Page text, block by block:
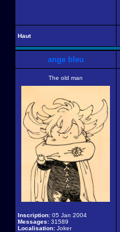
Haut
ange bleu
The old man
Inscription: 05 Jan 2004
Messages: 31589
Localisation: Joker